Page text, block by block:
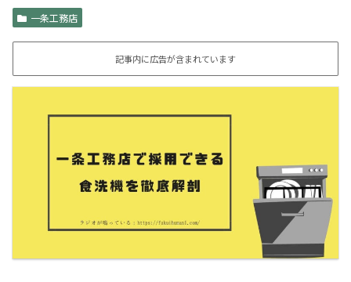
一条工務店
記事内に広告が含まれています